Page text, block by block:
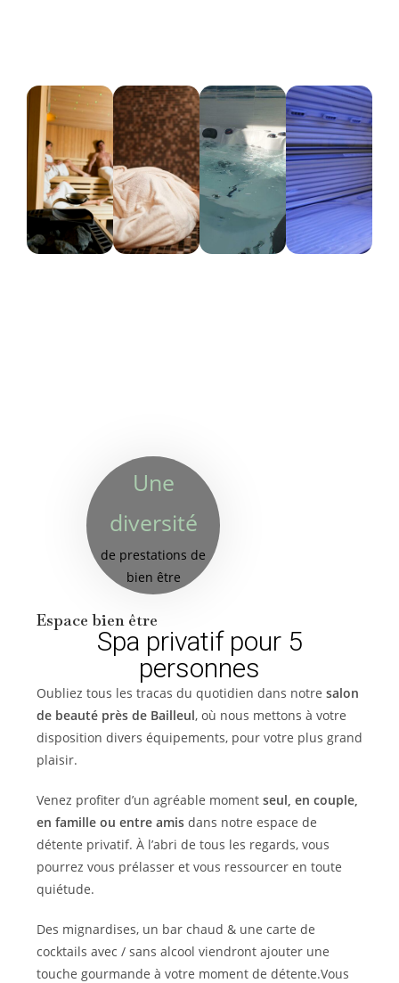
Espace bien être
Spa privatif pour 5
personnes
Oubliez tous les tracas du quotidien dans notre salon
de beauté près de Bailleul, où nous mettons à votre
disposition divers équipements, pour votre plus grand
plaisir.
Venez profiter d’un agréable moment seul, en couple,
en famille ou entre amis dans notre espace de
détente privatif. À l’abri de tous les regards, vous
pourrez vous prélasser et vous ressourcer en toute
quiétude.
Des mignardises, un bar chaud & une carte de
cocktails avec / sans alcool viendront ajouter une
touche gourmande à votre moment de détente.Vous
Une
diversité
de prestations de
bien être